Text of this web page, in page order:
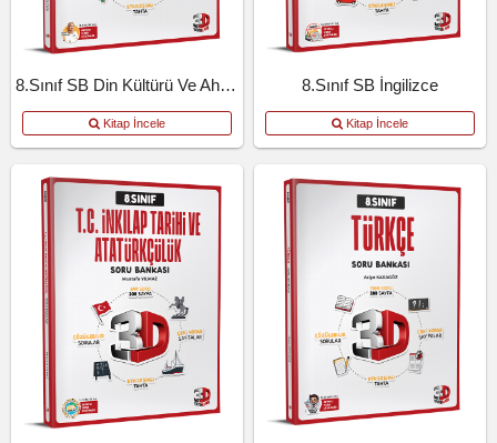
8.Sınıf SB Din Kültürü Ve Ahlak Bilgisi
Kitap İncele
8.Sınıf SB İngilizce
Kitap İncele